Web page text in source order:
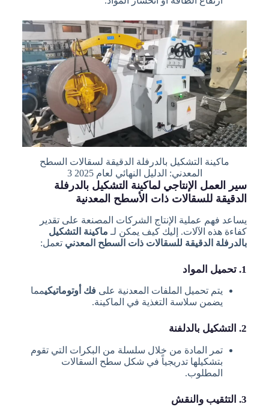
ماكينة التشكيل بالدرفلة الدقيقة لسقالات السطح
المعدني: الدليل النهائي لعام 2025 3
سير العمل الإنتاجي لماكينة التشكيل بالدرفلة
الدقيقة للسقالات ذات الأسطح المعدنية
يساعد فهم عملية الإنتاج الشركات المصنعة على تقدير
كفاءة هذه الآلات. إليك كيف يمكن لـ ماكينة التشكيل
بالدرفلة الدقيقة للسقالات ذات السطح المعدني تعمل:
1. تحميل المواد
يتم تحميل الملفات المعدنية على فك أوتوماتيكيمما
يضمن سلاسة التغذية في الماكينة.
2. التشكيل بالدلفنة
تمر المادة من خلال سلسلة من البكرات التي تقوم
بتشكيلها تدريجياً في شكل سطح السقالات
المطلوب.
3. التثقيب والنقش